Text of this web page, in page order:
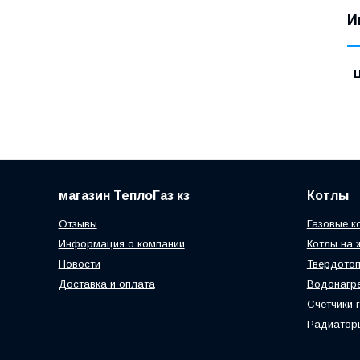
магазин ТеплоГаз кз
Отзывы
Информация о компании
Новости
Доставка и оплата
Котлы
Газовые
Котлы на
Счетчики